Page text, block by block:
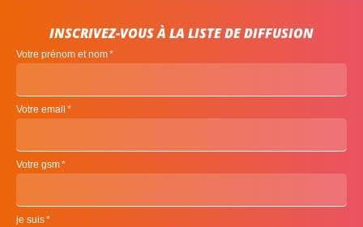
INSCRIVEZ-VOUS À LA LISTE DE DIFFUSION
Votre prénom et nom
Votre email
Votre gsm
je suis